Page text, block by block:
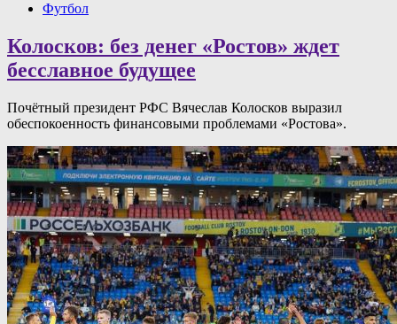
Футбол
Колосков: без денег «Ростов» ждет
бесславное будущее
Почётный президент РФС Вячеслав Колосков выразил
обеспокоенность финансовыми проблемами «Ростова».